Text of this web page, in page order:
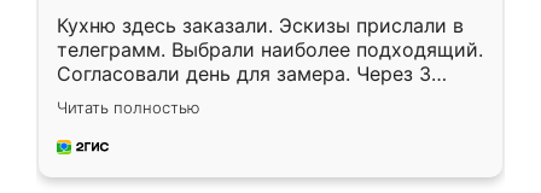
Кухню здесь заказали. Эскизы прислали в
телеграмм. Выбрали наиболее подходящий.
Согласовали день для замера. Через 3
недели кухня была уже готова. Остались
довольны работой. Спасибо Ренессанс
мебель за качественную работу!
Читать полностью